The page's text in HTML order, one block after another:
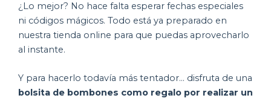
¿Lo mejor? No hace falta esperar fechas especiales
ni códigos mágicos. Todo está ya preparado en
nuestra tienda online para que puedas aprovecharlo
al instante.
Y para hacerlo todavía más tentador… disfruta de una
bolsita de bombones como regalo por realizar un